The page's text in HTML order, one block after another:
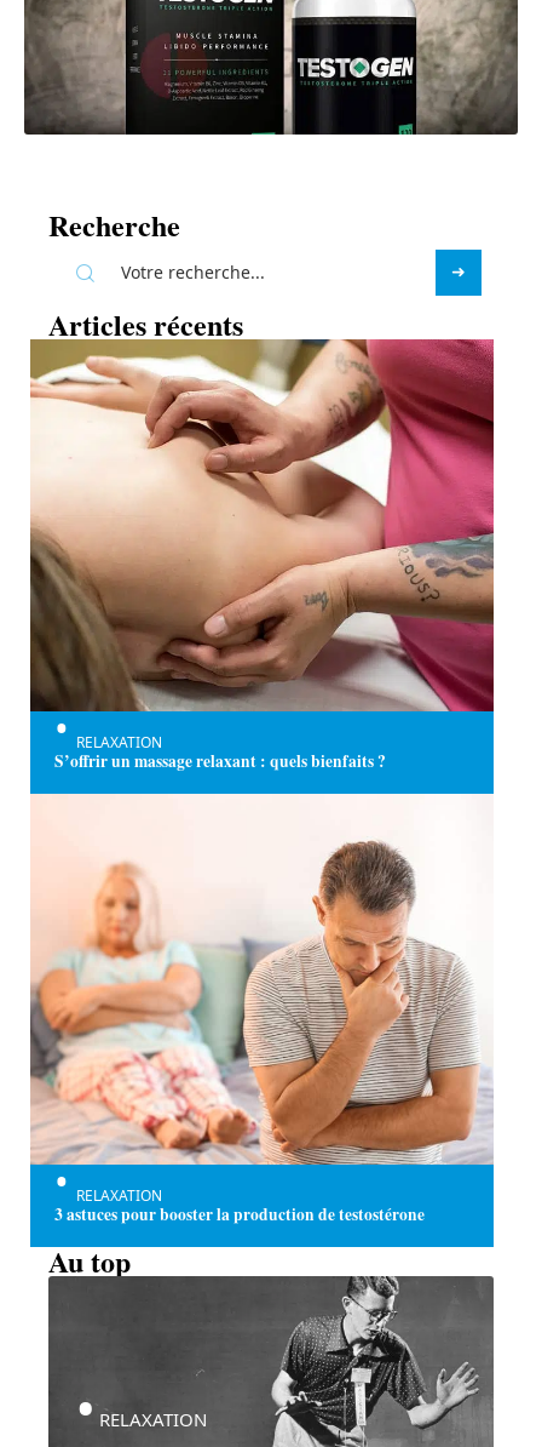
Recherche
Articles récents
RELAXATION
S’offrir un massage relaxant : quels bienfaits ?
RELAXATION
3 astuces pour booster la production de testostérone
Au top
RELAXATION